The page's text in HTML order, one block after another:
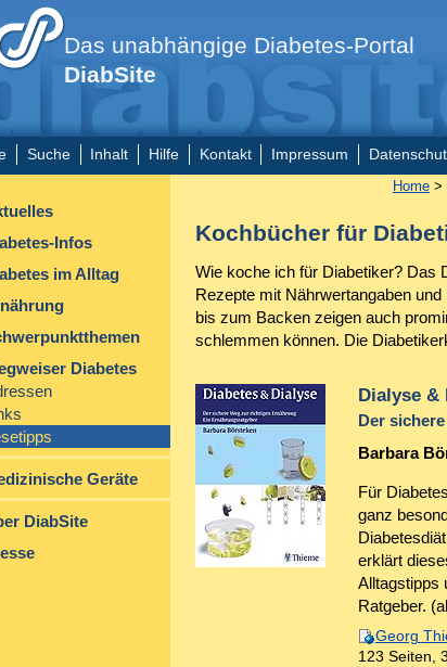
Das unabhängige Diabetes-Portal
DiabSite
Suche Inhalt Hilfe Kontakt Impressum
Infos
im Alltag
Diabetes
Geräte
DiabSite
Home>
Kochbücher für
Wie koche ich für Diabetiker? Das
Rezepte mit Nährwertangaben
bis zum Backen zeigen auch
schlemmen können. Die
Dialyse &
Der
Barbara
Für
ganz
erklärt
Alltagstipps
Ratgeber.
Georg
123 Seiten,